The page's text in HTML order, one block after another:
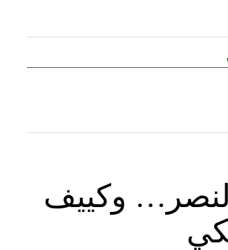
وكييف